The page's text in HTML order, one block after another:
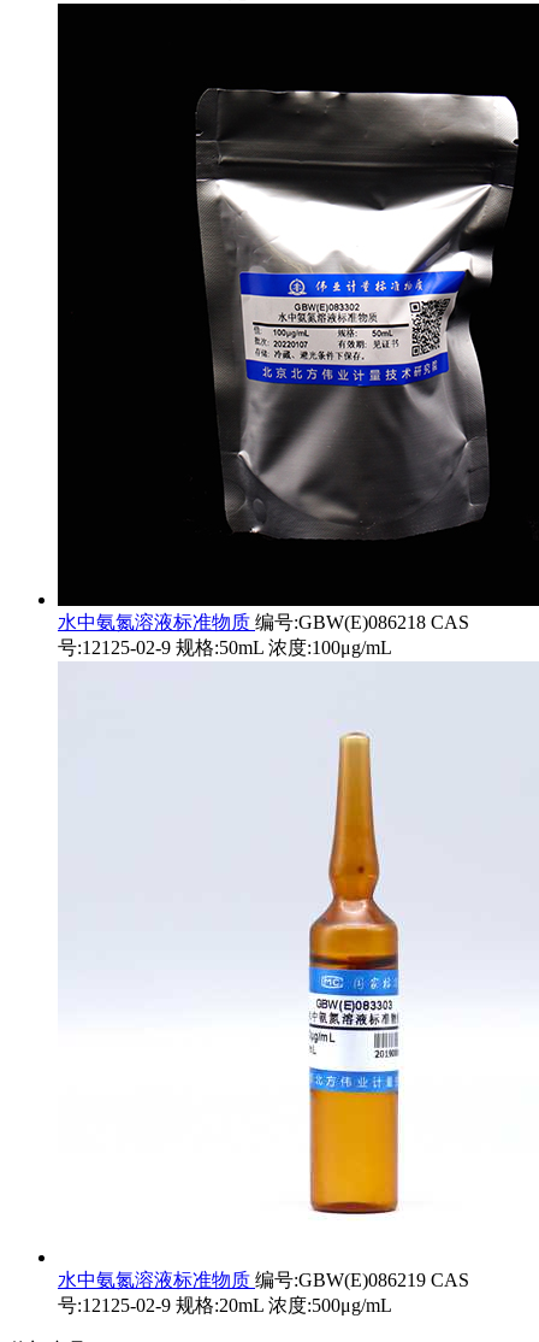
水中氨氮溶液标准物质 编号:GBW(E)086218 CAS
号:12125-02-9 规格:50mL 浓度:100μg/mL
水中氨氮溶液标准物质 编号:GBW(E)086219 CAS
号:12125-02-9 规格:20mL 浓度:500μg/mL